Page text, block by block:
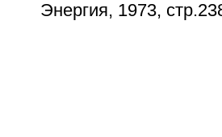
Энергия, 1973,